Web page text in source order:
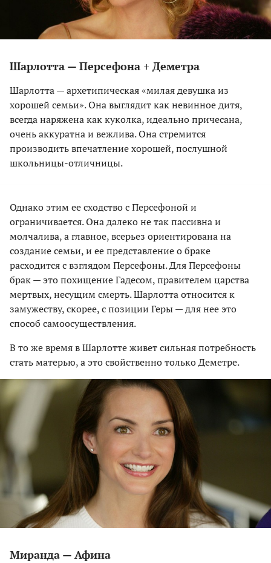
Шарлотта — Персефона + Деметра
Шарлотта — архетипическая «милая девушка из
хорошей семьи». Она выглядит как невинное дитя,
всегда наряжена как куколка, идеально причесана,
очень аккуратна и вежлива. Она стремится
производить впечатление хорошей, послушной
школьницы-отличницы.
Однако этим ее сходство с Персефоной и
ограничивается. Она далеко не так пассивна и
молчалива, а главное, всерьез ориентирована на
создание семьи, и ее представление о браке
расходится с взглядом Персефоны. Для Персефоны
брак — это похищение Гадесом, правителем царства
мертвых, несущим смерть. Шарлотта относится к
замужеству, скорее, с позиции Геры — для нее это
способ самоосуществления.
В то же время в Шарлотте живет сильная потребность
стать матерью, а это свойственно только Деметре.
Миранда — Афина